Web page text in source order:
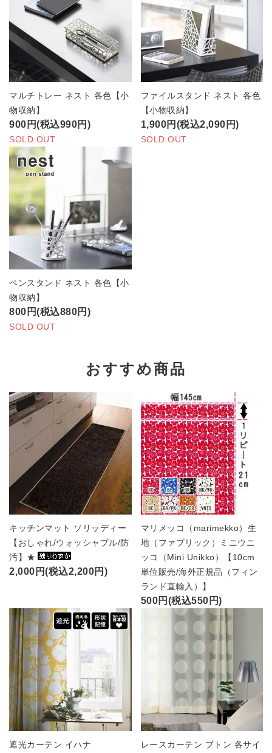
マルチトレー ネスト 各色【小
物収納】
900円(税込990円)
SOLD OUT
ファイルスタンド ネスト 各色
【小物収納】
1,900円(税込2,090円)
SOLD OUT
ペンスタンド ネスト 各色【小
物収納】
800円(税込880円)
SOLD OUT
おすすめ商品
キッチンマット ソリッディー
【おしゃれ/ウォッシャブル/防
汚】★
2,000円(税込2,200円)
マリメッコ（marimekko）生
地（ファブリック）ミニウニ
ッコ（Mini Unikko）【10cm
単位販売/海外正規品（フィン
ランド直輸入）】
500円(税込550円)
遮光カーテン イハナ
レースカーテン ブトン 各サイ